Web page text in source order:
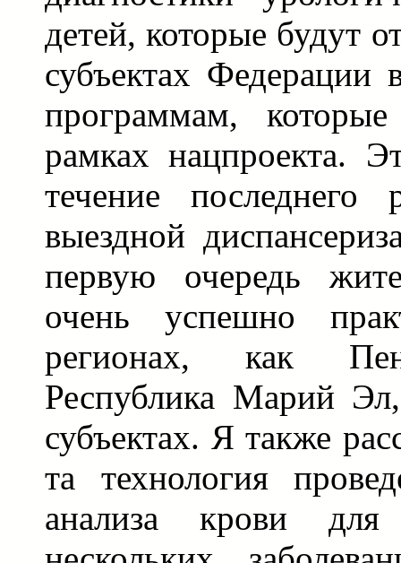
детей, которые будут
субъектах Федерации
программам,
рамках нацпроекта.
течение последнего
выездной
первую очередь
очень успешно
регионах, как
Республика Марий
субъектах. Я также
та технология
анализа крови для